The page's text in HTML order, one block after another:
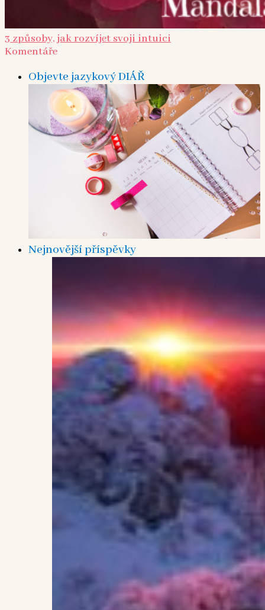
3 způsoby, jak rozvíjet svoji intuici
Komentáře
Objevte jazykový DIÁŘ
Nejnovější příspěvky